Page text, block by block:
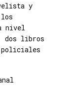
y
nivel
dos libros
policiales